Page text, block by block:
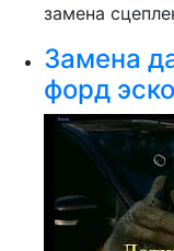
замена
Замена
форд